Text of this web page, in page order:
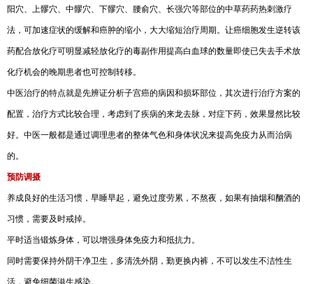
阳穴、上髎穴、中髎穴、下髎穴、腰俞穴、长强穴等部位的中草药药热刺激疗
法，可加速症状的缓解和癌肿的缩小，大大缩短治疗周期。让癌细胞发生逆转该
药配合放化疗可明显减轻放化疗的毒副作用提高白血球的数量即使已失去手术放
化疗机会的晚期患者也可控制转移。
中医治疗的特点就是先辨证分析子宫癌的病因和损坏部位，其次进行治疗方案的
配置，治疗方式比较合理，考虑到了疾病的来龙去脉，对症下药，效果显然比较
好。中医一般都是通过调理患者的整体气色和身体状况来提高免疫力从而治病
的。
预防调摄
养成良好的生活习惯，早睡早起，避免过度劳累，不熬夜，如果有抽烟和酗酒的
习惯，需要及时戒掉。
平时适当锻炼身体，可以增强身体免疫力和抵抗力。
同时需要保持外阴干净卫生，多清洗外阴，勤更换内裤，不可以发生不洁性生
活，避免细菌滋生感染。